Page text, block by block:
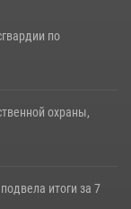
по
охраны,
итоги за 7